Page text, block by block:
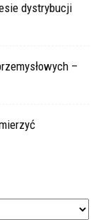
dystrybucji
–